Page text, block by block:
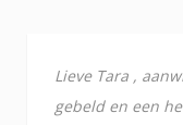
Lieve Tara ,
gebeld en een